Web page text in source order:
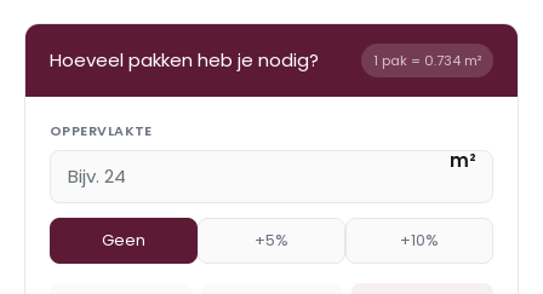
Hoeveel pakken heb je nodig? 1 pak = 0.734 m²
OPPERVLAKTE
m²
Geen +5% +10%